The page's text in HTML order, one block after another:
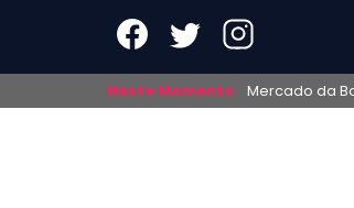
Neste Momento Mercado da